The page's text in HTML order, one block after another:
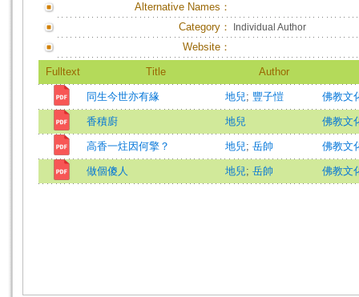
Alternative Names：
Category：
Individual Author
Website：
Fulltext Title Author
同生今世亦有緣 地兒; 豐子愷 佛教文
香積廚 地兒 佛教文
高香一炷因何擎？ 地兒; 岳帥 佛教文
做個傻人 地兒; 岳帥 佛教文